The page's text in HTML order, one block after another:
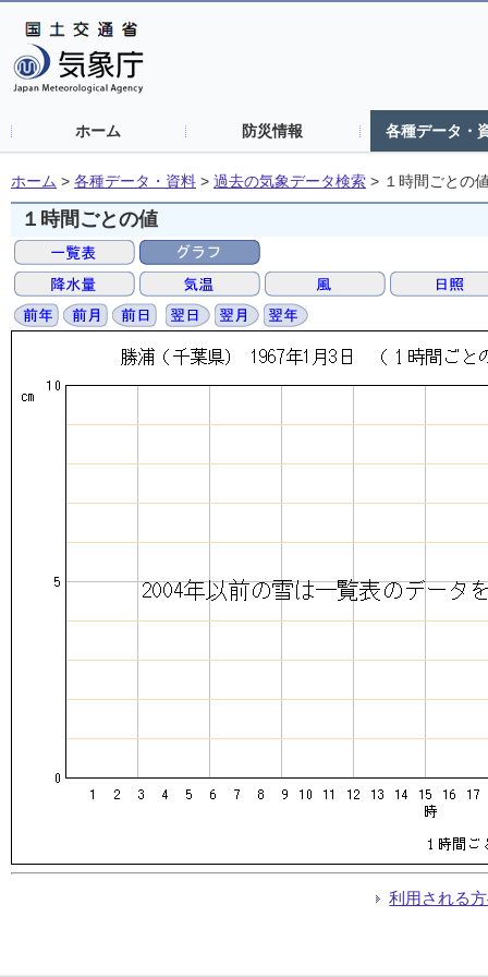
ホーム 防災情報 各種データ・
ホーム > 各種データ・資料 > 過去の気象データ検索 > １時間ごとの
１時間ごとの値
利用される